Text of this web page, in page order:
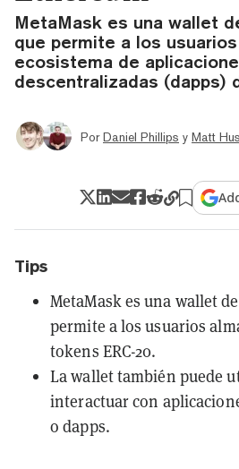
MetaMask es una wallet
que permite a los
ecosistema de
descentralizadas (dapps)
Por Daniel Phillips y Matt
Tips
MetaMask es una wallet
permite a los usuarios
tokens ERC-20.
La wallet también puede
interactuar con
o dapps.